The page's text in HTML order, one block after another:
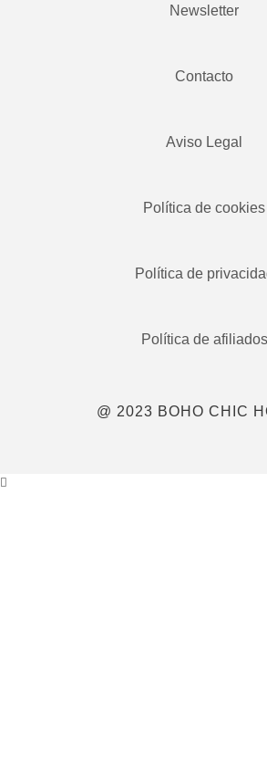
Newsletter
Contacto
Aviso Legal
Política de cookies
Política de
Política de afiliados
@ 2023 BOHO CHIC